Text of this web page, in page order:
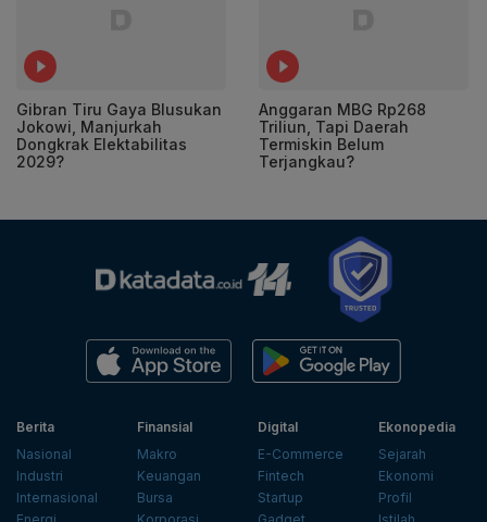
Gibran Tiru Gaya Blusukan
Jokowi, Manjurkah
Dongkrak Elektabilitas
2029?
Anggaran MBG Rp268
Triliun, Tapi Daerah
Termiskin Belum
Terjangkau?
Berita
Nasional
Industri
Internasional
Finansial
Makro
Keuangan
Bursa
Digital
E-Commerce
Fintech
Startup
Ekonopedia
Sejarah
Ekonomi
Profil